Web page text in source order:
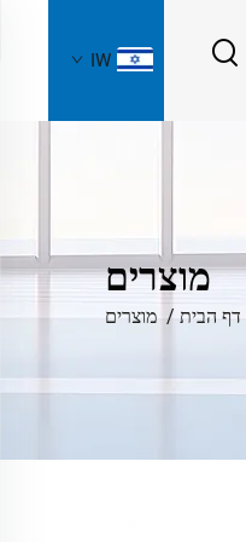
IW
מוצרים
דף הבית / מוצרים